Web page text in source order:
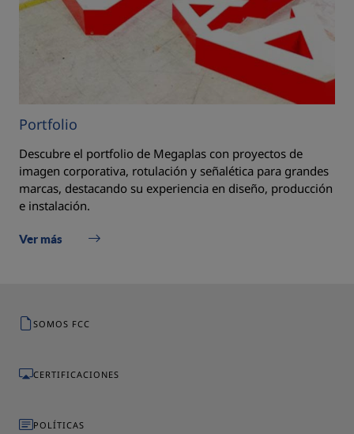
Portfolio
Descubre el portfolio de Megaplas con proyectos de
imagen corporativa, rotulación y señalética para grandes
marcas, destacando su experiencia en diseño, producción
e instalación.
Ver más
SOMOS FCC
CERTIFICACIONES
POLÍTICAS